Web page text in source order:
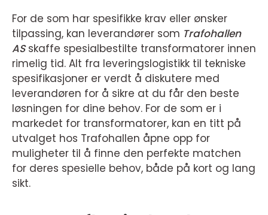
For de som har spesifikke krav eller ønsker
tilpassing, kan leverandører som Trafohallen
ASskaffe spesialbestilte transformatorer innen
rimelig tid. Alt fra leveringslogistikk til tekniske
spesifikasjoner er verdt å diskutere med
leverandøren for å sikre at du får den beste
løsningen for dine behov. For de som er i
markedet for transformatorer, kan en titt på
utvalget hos Trafohallen åpne opp for
muligheter til å finne den perfekte matchen
for deres spesielle behov, både på kort og lang
sikt.